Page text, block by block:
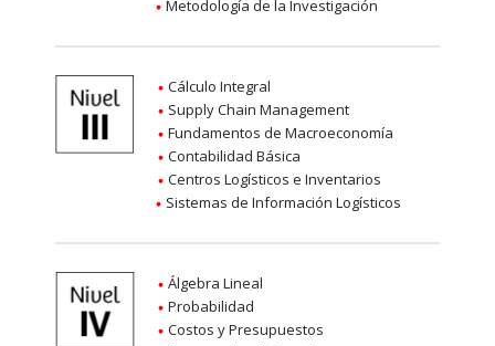
Metodología de la Investigación
Cálculo Integral
Supply Chain Management
Fundamentos de Macroeconomía
Contabilidad Básica
Centros Logísticos e Inventarios
Sistemas de Información Logísticos
Álgebra Lineal
Probabilidad
Costos y Presupuestos